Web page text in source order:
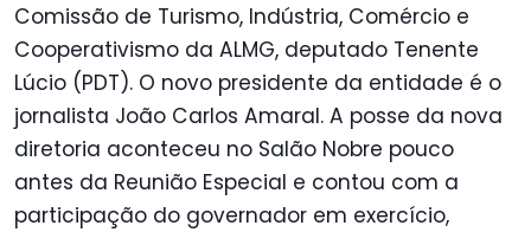
Comissão de Turismo, Indústria, Comércio e
Cooperativismo da ALMG, deputado Tenente
Lúcio (PDT). O novo presidente da entidade é o
jornalista João Carlos Amaral. A posse da nova
diretoria aconteceu no Salão Nobre pouco
antes da Reunião Especial e contou com a
participação do governador em exercício,